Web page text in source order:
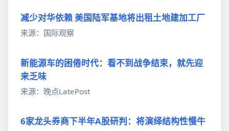
减少对华依赖 美国陆军基地将出租土地建加工厂
来源：国际观察
新能源车的困倦时代：看不到战争结束，就先迎
来乏味
来源：晚点LatePost
6家龙头券商下半年A股研判：将演绎结构性慢牛